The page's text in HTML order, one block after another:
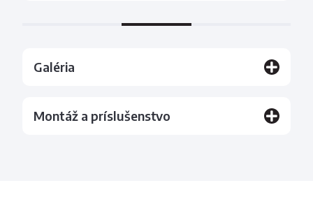
Galéria
Montáž a príslušenstvo